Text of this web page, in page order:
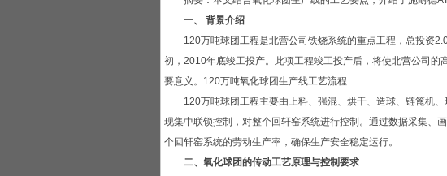
一、 背景介绍
120万吨球团工程是北营公司铁烧系统的重点工程，总投资
初，2010年底竣工投产。此项工程竣工投产后，将使北营公司
要意义。120万吨氧化球团生产线工艺流程
120万吨球团工程主要由上料、强混、烘干、造球、链篦机、
现集中联锁控制，对整个回轩窑系统进行控制。通过数据采集、
个回轩窑系统的劳动生产率，确保生产安全稳定运行。
二、氧化球团的传动工艺原理与控制要求